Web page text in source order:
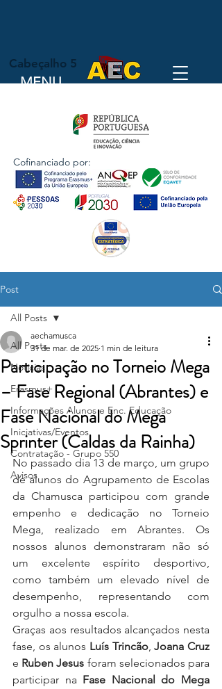
Cofinanciado por:
MENU
Cabeçalho 5
Post
All Posts
Notícias
Erasmus+
Informações Alunos e Enc. Educação
Iniciativas/Eventos
Contratação - Grupo 550
Avisos
All Posts
Participação no Torneio Mega
– Fase Regional (Abrantes) e
Fase Nacional do Mega
Sprinter (Caldas da Rainha)
aechamusca
31 de mar. de 2025 1 min de leitura
No passado dia 13 de março, um grupo
de alunos do Agrupamento de Escolas
da Chamusca participou com grande
empenho e dedicação no Torneio
Mega, realizado em Abrantes. Os
nossos alunos demonstraram não só
um excelente espírito desportivo,
como também um elevado nível de
desempenho, representando com
orgulho a nossa escola.
Graças aos resultados alcançados nesta
fase, os alunos Luís Trincão, Joana Cruz
e Ruben Jesus foram selecionados para
participar na Fase Nacional do Mega